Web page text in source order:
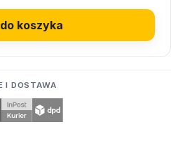
koszyka
I DOSTAWA